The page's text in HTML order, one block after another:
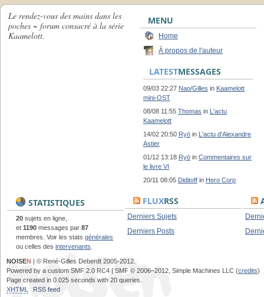
Le rendez-vous des mains dans les
poches ~ forum consacré à la série
Kaamelott.
MENU
Home
À propos de l'auteur
LATESTMESSAGES
09/03 22:27 Nao/Gilles in Kaamelott
mini-OST
08/08 11:55 Thomas in L'actu
Kaamelott
14/02 20:50 Ryō in L'actu d'Alexandre
Astier
01/12 13:18 Ryō in Commentaires sur
le livre VI
20/11 08:05 Diditoff in Hero Corp
STATISTIQUES
20 sujets en ligne,
et 1190 messages par 87
membres. Voir les stats générales
ou celles des intervenants
FLUXRSS
Derniers Sujets
Derniers Posts
NOISEN | © René-Gilles Deberdt 2005-2012.
Powered by a custom SMF 2.0 RC4 | SMF © 2006–2012, Simple Machines LLC (credits)
Page created in 0.025 seconds with 20 queries.
XHTML
RSS feed